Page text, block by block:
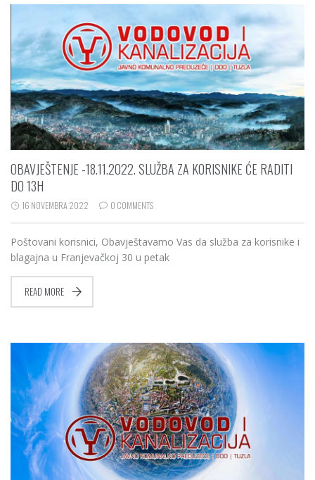
OBAVJEŠTENJE -18.11.2022. SLUŽBA ZA KORISNIKE ĆE RADITI
DO 13H
16 NOVEMBRA 2022 0 COMMENTS
Poštovani korisnici, Obavještavamo Vas da služba za korisnike i
blagajna u Franjevačkoj 30 u petak
READ MORE